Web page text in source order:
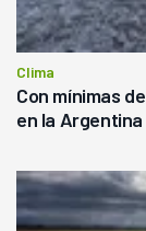
Clima
Con mínimas
en la